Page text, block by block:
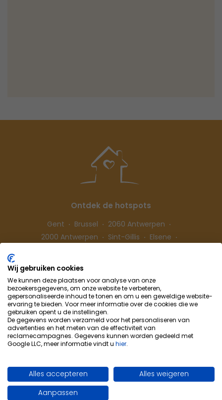
Ontdek de hotspots
Gent Brussel
2060 Antwerpen
2000 Antwerpen
Sint-Gillis
Elsene
Volg ons
Info & Contact
Privacybeleid
Cookievoorkeuren
Gebruiksvoorwaarden
Site by WebSpecialist
Wij gebruiken cookies
We kunnen deze plaatsen voor analyse van onze
bezoekersgegevens, om onze website te verbeteren,
gepersonaliseerde inhoud te tonen en om u een geweldige website-
ervaring te bieden. Voor meer informatie over de cookies die we
gebruiken opent u de instellingen.
De gegevens worden verzameld voor het personaliseren van
advertenties en het meten van de effectiviteit van
reclamecampagnes. Gegevens kunnen worden gedeeld met
Google LLC, meer informatie vindt u hier.
Alles accepteren
Alles weigeren
Aanpassen